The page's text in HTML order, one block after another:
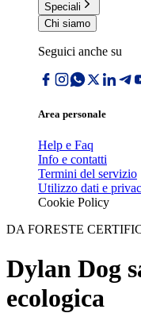
Speciali
Chi siamo
Seguici anche su
Area personale
Help e Faq
Info e contatti
Termini del servizio
Utilizzo dati e
Cookie Policy
DA FORESTE
Dylan Dog
ecologica